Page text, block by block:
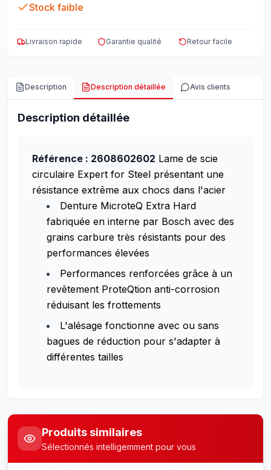
Stock faible
Livraison rapide Garantie qualité Retour facile
Description Description détaillée Avis clients
Description détaillée
Référence : 2608602602 Lame de scie
circulaire Expert for Steel présentant une
résistance extrême aux chocs dans l'acier
Denture MicroteQ Extra Hard
fabriquée en interne par Bosch avec des
grains carbure très résistants pour des
performances élevées
Performances renforcées grâce à un
revêtement ProteQtion anti-corrosion
réduisant les frottements
L'alésage fonctionne avec ou sans
bagues de réduction pour s'adapter à
différentes tailles
Produits similaires
Sélectionnés intelligemment pour vous